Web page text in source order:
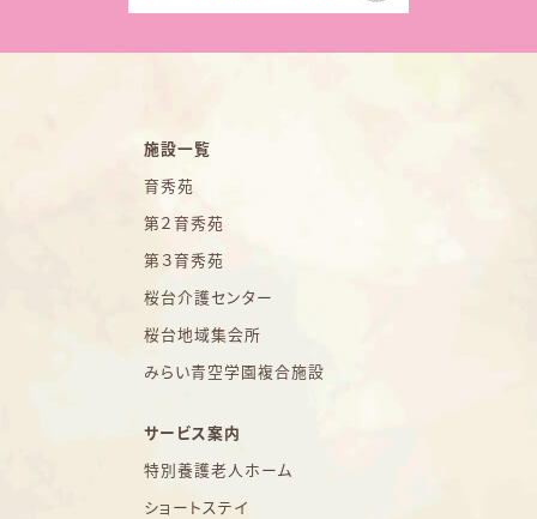
施設一覧
育秀苑
第２育秀苑
第３育秀苑
桜台介護センター
桜台地域集会所
みらい青空学園複合施設
サービス案内
特別養護老人ホーム
ショートステイ